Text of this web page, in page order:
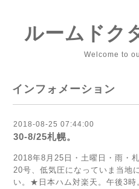
ルームド
Welcome to
インフォメーション
2018-08-25 07:44:00
30-8/25札幌。
2018年8月25日・土曜日・雨・
20号、低気圧になっていま当地
い。★日本ハム対楽天。午後3時